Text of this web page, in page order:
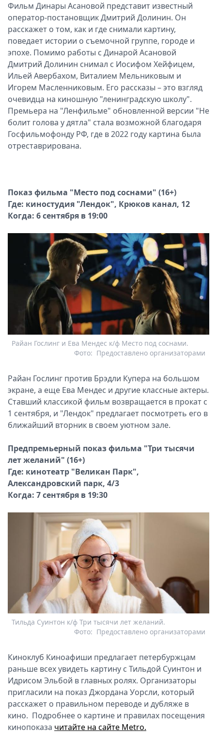
Фильм Динары Асановой представит известный
оператор-постановщик Дмитрий Долинин. Он
расскажет о том, как и где снимали картину,
поведает истории о съемочной группе, городе и
эпохе. Помимо работы с Динарой Асановой
Дмитрий Долинин снимал с Иосифом Хейфицем,
Ильей Авербахом, Виталием Мельниковым и
Игорем Масленниковым. Его рассказы – это взгляд
очевидца на киношную "ленинградскую школу".
Премьера на "Ленфильме" обновленной версии "Не
болит голова у дятла" стала возможной благодаря
Госфильмофонду РФ, где в 2022 году картина была
отреставрирована.
Показ фильма "Место под соснами" (16+)
Где: киностудия "Лендок", Крюков канал, 12
Когда: 6 сентября в 19:00
Райан Гослинг и Ева Мендес к/ф Место под соснами.
Предоставлено организаторами
Фото:
Райан Гослинг против Брэдли Купера на большом
экране, а еще Ева Мендес и другие классные актеры.
Ставший классикой фильм возвращается в прокат с
1 сентября, и "Лендок" предлагает посмотреть его в
ближайший вторник в своем уютном зале.
Предпремьерный показ фильма "Три тысячи
лет желаний" (16+)
Где: кинотеатр "Великан Парк",
Александровский парк, 4/3
Когда: 7 сентября в 19:30
Тильда Суинтон к/ф Три тысячи лет желаний.
Предоставлено организаторами
Фото:
Киноклуб Киноафиши предлагает петербуржцам
раньше всех увидеть картину с Тильдой Суинтон и
Идрисом Эльбой в главных ролях. Организаторы
пригласили на показ Джордана Уорсли, который
расскажет о правильном переводе и дубляже в
кино. Подробнее о картине и правилах посещения
кинопоказа читайте на сайте Metro.